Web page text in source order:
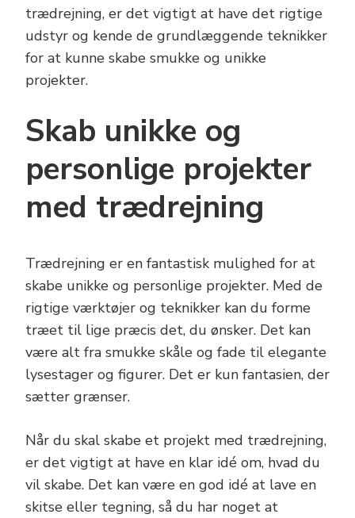
trædrejning, er det vigtigt at have det rigtige
udstyr og kende de grundlæggende teknikker
for at kunne skabe smukke og unikke
projekter.
Skab unikke og
personlige projekter
med trædrejning
Trædrejning er en fantastisk mulighed for at
skabe unikke og personlige projekter. Med de
rigtige værktøjer og teknikker kan du forme
træet til lige præcis det, du ønsker. Det kan
være alt fra smukke skåle og fade til elegante
lysestager og figurer. Det er kun fantasien, der
sætter grænser.
Når du skal skabe et projekt med trædrejning,
er det vigtigt at have en klar idé om, hvad du
vil skabe. Det kan være en god idé at lave en
skitse eller tegning, så du har noget at